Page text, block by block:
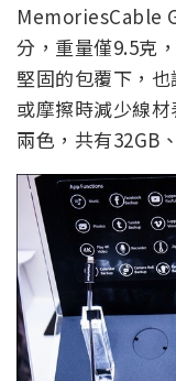
MemoriesCable
分，重量僅9.5克
堅固的包覆下，
或摩擦時減少線
兩色，共有32GB